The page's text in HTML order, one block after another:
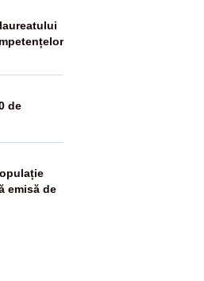
de
emisă de